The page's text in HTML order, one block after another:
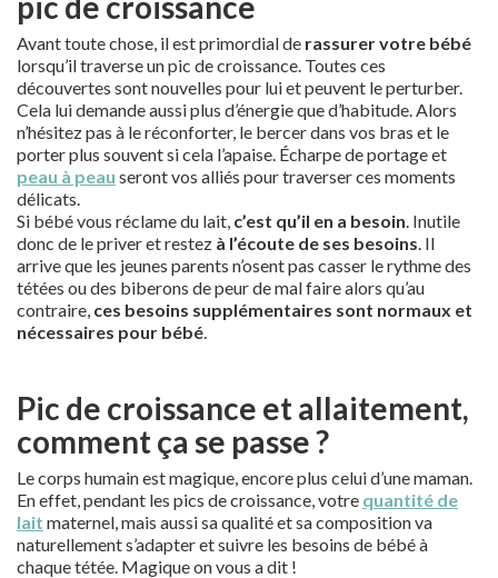
Avant toute chose, il est primordial de rassurer votre bébé
lorsqu’il traverse un pic de croissance. Toutes ces
découvertes sont nouvelles pour lui et peuvent le perturber.
Cela lui demande aussi plus d’énergie que d’habitude. Alors
n’hésitez pas à le réconforter, le bercer dans vos bras et le
porter plus souvent si cela l’apaise. Écharpe de portage et
peau à peau seront vos alliés pour traverser ces moments
délicats.
Si bébé vous réclame du lait, c’est qu’il en a besoin . Inutile
donc de le priver et restez à l’écoute de ses besoins . Il
arrive que les jeunes parents n’osent pas casser le rythme des
tétées ou des biberons de peur de mal faire alors qu’au
contraire, ces besoins supplémentaires sont normaux et
nécessaires pour bébé
Pic de croissance et allaitement,
comment ça se passe ?
Le corps humain est magique, encore plus celui d’une maman.
En effet, pendant les pics de croissance, votre quantité de
lait maternel, mais aussi sa qualité et sa composition va
naturellement s’adapter et suivre les besoins de bébé à
chaque tétée. Magique on vous a dit !